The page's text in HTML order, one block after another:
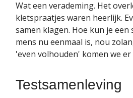
Wat een verademing. Het
kletspraatjes waren heerlijk.
samen klagen. Hoe kun je een
mens nu eenmaal is, nou
'even volhouden' komen we
Testsamenleving